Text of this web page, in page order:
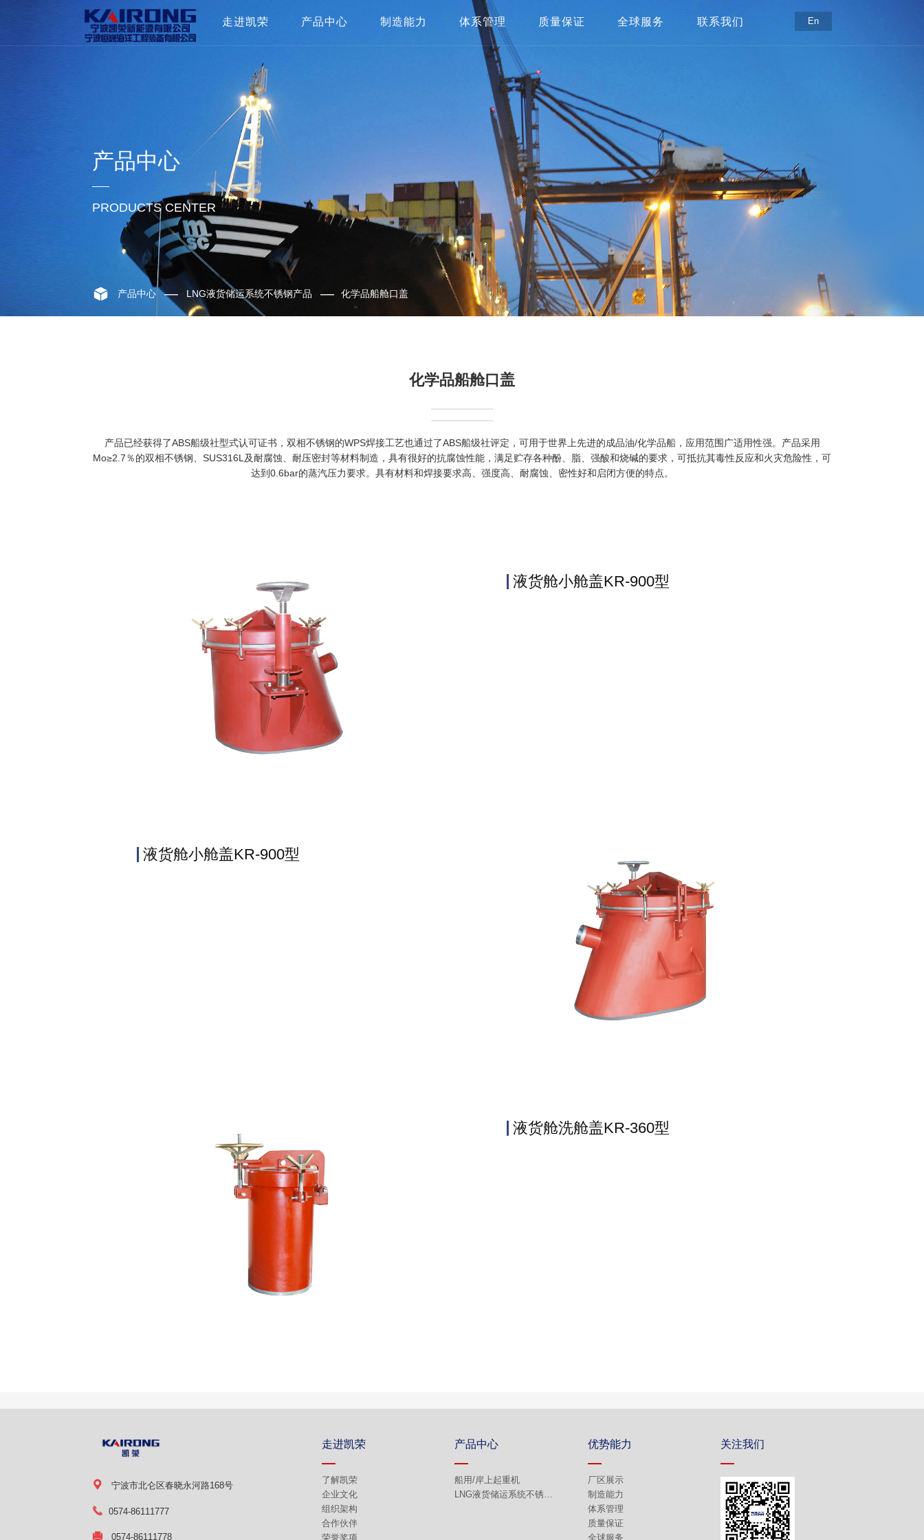
走进凯荣 产品中心 制造能力 体系管理 质量保证 全球服务 联系我们
了解凯荣
企业文化
组织架构
合作伙伴
荣誉奖项
最新动态
多媒体
质量体系
HSE体系
检测与实验设备
En
产品中心
PRODUCTS CENTER
产品中心 — LNG液货储运系统不锈钢产品 — 化学品船舱口盖
化学品船舱口盖
产品已经获得了ABS船级社型式认可证书，双相不锈钢的WPS焊接工艺也通过了ABS船级社评定，可用于世界上先进的成品油/化学品船，应用范围广适用性强。产品采用
Mo≥2.7％的双相不锈钢、SUS316L及耐腐蚀、耐压密封等材料制造，具有很好的抗腐蚀性能，满足贮存各种酚、脂、强酸和烧碱的要求，可抵抗其毒性反应和火灾危险性，可
达到0.6bar的蒸汽压力要求。具有材料和焊接要求高、强度高、耐腐蚀、密性好和启闭方便的特点。
液货舱小舱盖KR-900型
液货舱小舱盖KR-900型
液货舱洗舱盖KR-360型
宁波市北仑区春晓永河路168号
0574-86111777
0574-86111778
走进凯荣
了解凯荣
企业文化
组织架构
合作伙伴
荣誉奖项
产品中心
船用/岸上起重机
LNG液货储运系统不锈钢产品
优势能力
厂区展示
制造能力
体系管理
质量保证
全球服务
关注我们